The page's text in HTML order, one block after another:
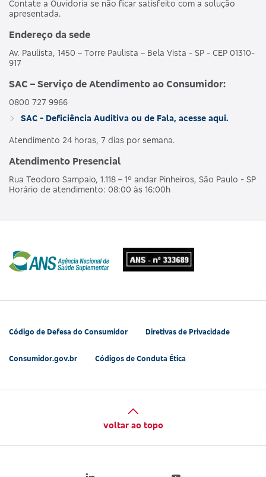
Contate a Ouvidoria se não ficar satisfeito com a solução
apresentada.
Endereço da sede
Av. Paulista, 1450 – Torre Paulista – Bela Vista - SP - CEP 01310-
917
SAC – Serviço de Atendimento ao Consumidor:
0800 727 9966
SAC - Deficiência Auditiva ou de Fala, acesse aqui.
Atendimento 24 horas, 7 dias por semana.
Atendimento Presencial
Rua Teodoro Sampaio, 1.118 – 1º andar Pinheiros, São Paulo - SP
Horário de atendimento: 08:00 às 16:00h
Código de Defesa do Consumidor Diretivas de Privacidade
Consumidor.gov.br Códigos de Conduta Ética
voltar ao topo